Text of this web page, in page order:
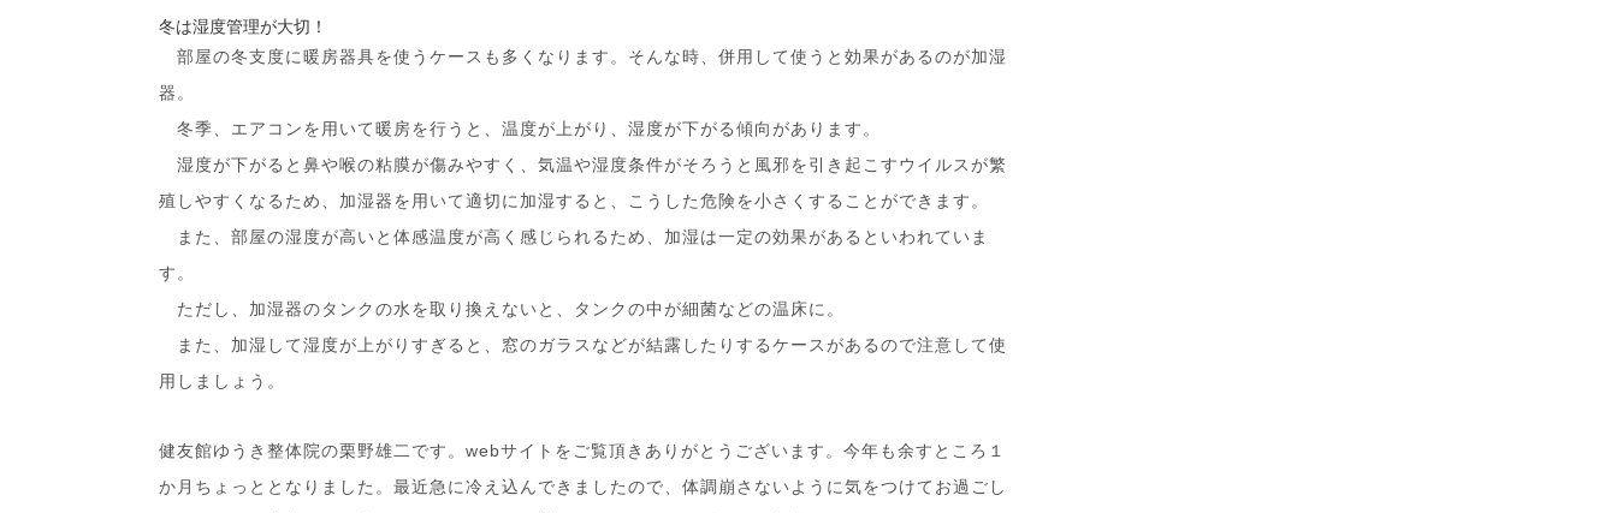
冬は湿度管理が大切！
部屋の冬支度に暖房器具を使うケースも多くなります。そんな時、併用して使うと効果があるのが加湿
器。
冬季、エアコンを用いて暖房を行うと、温度が上がり、湿度が下がる傾向があります。
湿度が下がると鼻や喉の粘膜が傷みやすく、気温や湿度条件がそろうと風邪を引き起こすウイルスが繁
殖しやすくなるため、加湿器を用いて適切に加湿すると、こうした危険を小さくすることができます。
また、部屋の湿度が高いと体感温度が高く感じられるため、加湿は一定の効果があるといわれていま
す。
ただし、加湿器のタンクの水を取り換えないと、タンクの中が細菌などの温床に。
また、加湿して湿度が上がりすぎると、窓のガラスなどが結露したりするケースがあるので注意して使
用しましょう。
健友館ゆうき整体院の栗野雄二です。webサイトをご覧頂きありがとうございます。今年も余すところ１
か月ちょっととなりました。最近急に冷え込んできましたので、体調崩さないように気をつけてお過ごし